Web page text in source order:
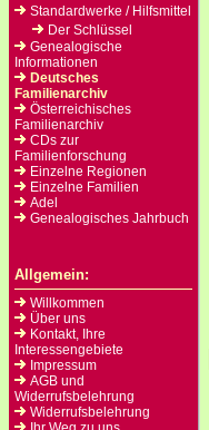
Standardwerke / Hilfsmittel
Der Schlüssel
Genealogische
Informationen
Deutsches
Familienarchiv
Österreichisches
Familienarchiv
CDs zur
Familienforschung
Einzelne Regionen
Einzelne Familien
Adel
Genealogisches Jahrbuch
Allgemein:
Willkommen
Über uns
Kontakt, Ihre
Interessengebiete
Impressum
AGB und
Widerrufsbelehrung
Widerrufsbelehrung